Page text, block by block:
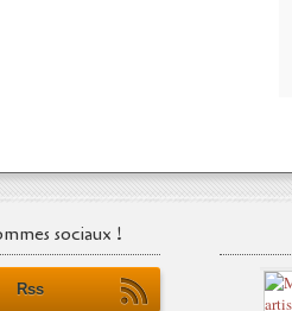
sociaux !
Rss